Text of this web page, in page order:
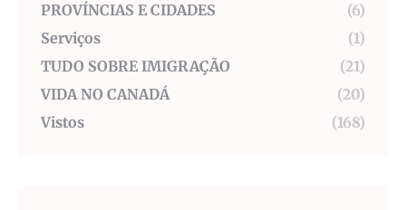
PROVÍNCIAS E CIDADES
(6)
Serviços
(1)
TUDO SOBRE IMIGRAÇÃO
(21)
VIDA NO CANADÁ
(20)
Vistos
(168)